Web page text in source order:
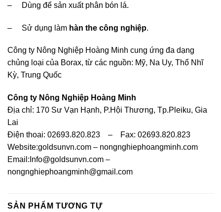
– Dùng để sản xuất phân bón lá.
– Sử dụng làm hàn the công nghiệp.
Công ty Nông Nghiệp Hoàng Minh cung ứng đa dạng
chủng loại của Borax, từ các nguồn: Mỹ, Na Uy, Thổ Nhĩ
Kỳ, Trung Quốc
Công ty Nông Nghiệp Hoàng Minh
Địa chỉ: 170 Sư Vạn Hạnh, P.Hội Thương, Tp.Pleiku, Gia
Lai
Điện thoai: 02693.820.823 – Fax: 02693.820.823
Website:goldsunvn.com – nongnghiephoangminh.com
Email:Info@goldsunvn.com –
nongnghiephoangminh@gmail.com
SẢN PHẨM TƯƠNG TỰ